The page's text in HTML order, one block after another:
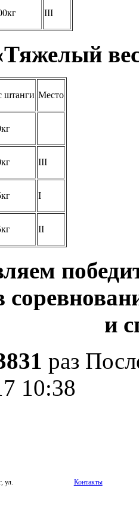
III
штанги Место
III
I
II
и
раз
10:38
ул.
Контакты